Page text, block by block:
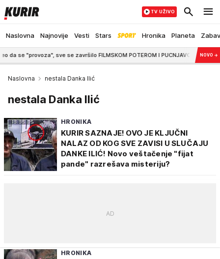
Naslovna Najnovije Vesti Stars Hronika Planeta
TV UŽIVO
sve se završilo FILMSKOM POTEROM I PUCNJAVOM 4:00 NOVO →
Naslovna nestala Danka Ilić
nestala Danka Ilić
HRONIKA
KURIR SAZNAJE! OVO JE KLJUČNI
NALAZ OD KOG SVE ZAVISI U SLUČAJU
DANKE ILIĆ! Novo veštačenje "fijat
pande" razrešava misteriju?
HRONIKA